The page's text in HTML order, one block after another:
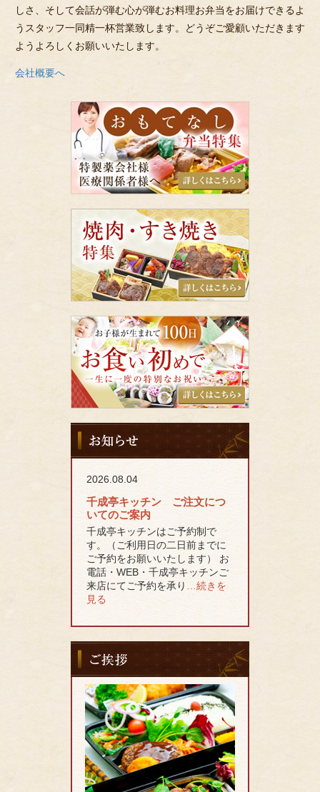
しさ、そして会話が弾む心が弾むお料理お弁当をお届けできるよ
うスタッフ一同精一杯営業致します。どうぞご愛顧いただきます
ようよろしくお願いいたします。
会社概要へ
お
て
な
し
弁
当
特
肉・
き
焼
き
特
集
千
成
亭
キ
ッ
チ
ン
の
お
食
お
知
ら
2026.08.04
千成亭キッチン ご注文につ
いてのご案内
千成亭キッチンはご予約制で
す。（ご利用日の二日前までに
ご予約をお願いいたします） お
電話・WEB・千成亭キッチンご
来店にてご予約を承り
…続きを
見る
ご
挨
拶